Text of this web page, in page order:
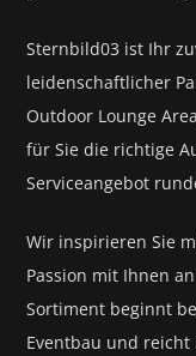
Sternbild03 ist Ihr
leidenschaftlicher
Outdoor Lounge
für Sie die richtige
Serviceangebot
Wir inspirieren Sie
Passion mit Ihnen
Sortiment beginnt
Eventbau und